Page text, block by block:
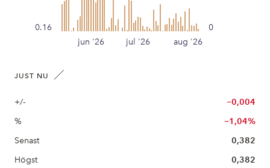
jun '26 jul '26 aug '26
0.16 0
JUST NU
+/-
−0,004
%
−1,04%
Senast
0,382
Högst
0,382